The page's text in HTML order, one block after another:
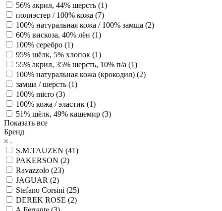
56% акрил, 44% шерсть (1)
полиэстер / 100% кожа (7)
100% натуральная кожа / 100% замша (2)
60% вискоза, 40% лён (1)
100% серебро (1)
95% шёлк, 5% хлопок (1)
55% акрил, 35% шерсть, 10% п/а (1)
100% натуральная кожа (крокодил) (2)
замша / шерсть (1)
100% micro (3)
100% кожа / эластик (1)
51% шёлк, 49% кашемир (3)
Показать все
Бренд
S.M.TAUZEN (41)
PAKERSON (2)
Ravazzolo (23)
JAGUAR (2)
Stefano Corsini (25)
DEREK ROSE (2)